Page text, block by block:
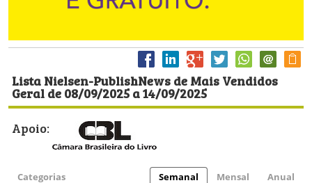
Lista Nielsen-PublishNews de Mais Vendidos
Geral de 08/09/2025 a 14/09/2025
Apoio:
Categorias Semanal Mensal Anual